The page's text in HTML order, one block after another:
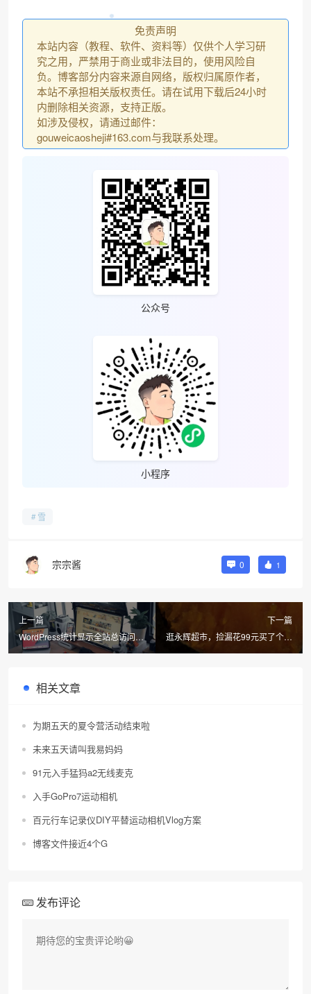
❆
免责声明
本站内容（教程、软件、资料等）仅供个人学习研
究之用，严禁用于商业或非法目的，使用风险自
负。博客部分内容来源自网络，版权归属原作者，
本站不承担相关版权责任。请在试用下载后24小时
内删除相关资源，支持正版。
如涉及侵权，请通过邮件：
gouweicaosheji#163.com与我联系处理。
公众号
小程序
雪
宗宗酱 0 1
上一篇
WordPress统计显示全站总访问
量/今日总访问量/当前是第几个访
下一篇
逛永辉超市，捡漏花99元买了个格
相关文章
为期五天的夏令营活动结束啦
未来五天请叫我易妈妈
91元入手猛犸a2无线麦克
入手GoPro7运动相机
百元行车记录仪DIY平替运动相机Vlog方案
博客文件接近4个G
发布评论